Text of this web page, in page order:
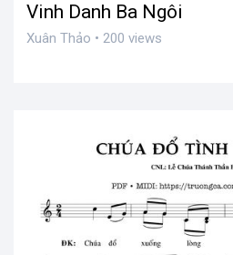
Vinh Danh Ba Ngôi
Xuân Thảo • 200 views